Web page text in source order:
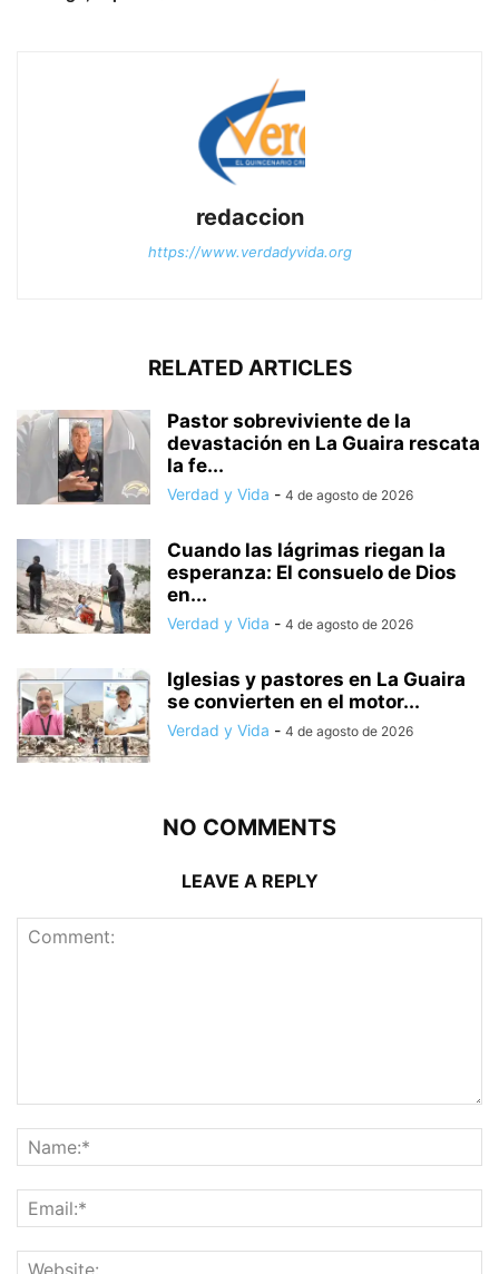
redaccion
https://www.verdadyvida.org
RELATED ARTICLES
Pastor sobreviviente de la
devastación en La Guaira rescata
la fe...
Verdad y Vida - 4 de agosto de 2026
Cuando las lágrimas riegan la
esperanza: El consuelo de Dios
en...
Verdad y Vida - 4 de agosto de 2026
Iglesias y pastores en La Guaira
se convierten en el motor...
Verdad y Vida - 4 de agosto de 2026
NO COMMENTS
LEAVE A REPLY